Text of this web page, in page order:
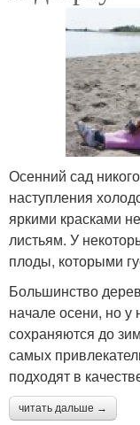
Осенний сад
наступления
яркими красками
листьям. У
плоды, которыми
Большинство
начале осени, но у
сохраняются до
самых
подходят в
читать дальше →